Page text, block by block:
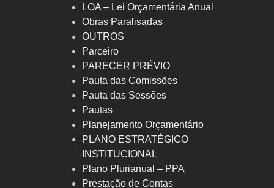
LOA – Lei Orçamentária Anual
Obras Paralisadas
OUTROS
Parceiro
PARECER PRÉVIO
Pauta das Comissões
Pauta das Sessões
Pautas
Planejamento Orçamentário
PLANO ESTRATÉGICO
INSTITUCIONAL
Plano Plurianual – PPA
Prestação de Contas